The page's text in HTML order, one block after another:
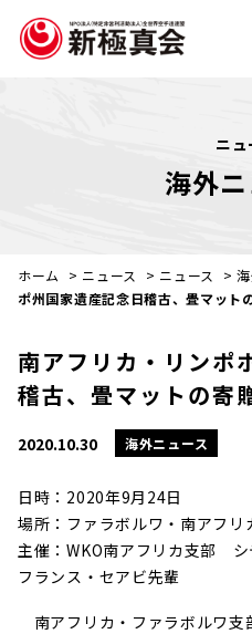
ニュ
海外
ホーム > ニュース > ニュース >
ポ州国家遺産記念日稽古、畳マット
南アフリカ・リンポ
稽古、畳マットの寄
2020.10.30 海外ニュース
日時：2020年9月24日
場所：ファラボルワ・南アフリ
主催：WKO南アフリカ支部
フランス・セアビ先輩
南アフリカ・ファラボルワ支